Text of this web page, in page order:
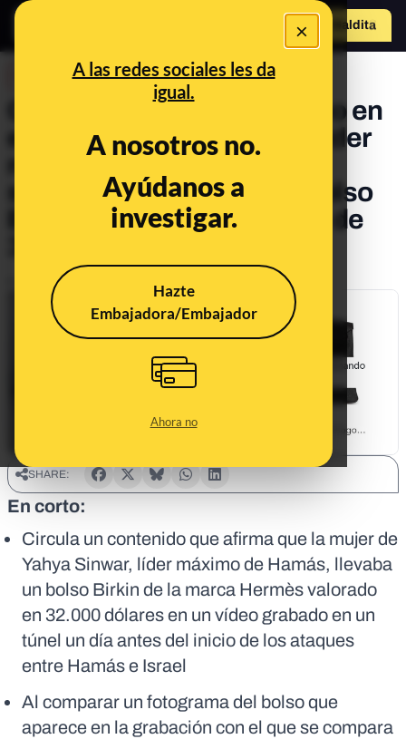
×
A las redes sociales les da
igual.
A nosotros no.
Ayúdanos a
investigar.
Hazte
Embajadora/Embajador
Ahora no
Hazte Maldito
Qué sabemos de este vídeo en
el que la mujer de Sinwar, líder
máximo de Hamás,
supuestamente lleva un bolso
Birkin de la marca Hermès de
Publicado el
SHARE:
En corto:
Circula un contenido que afirma que la mujer de
Yahya Sinwar, líder máximo de Hamás, llevaba
un bolso Birkin de la marca Hermès valorado
en 32.000 dólares en un vídeo grabado en un
túnel un día antes del inicio de los ataques
entre Hamás e Israel
Al comparar un fotograma del bolso que
aparece en la grabación con el que se compara